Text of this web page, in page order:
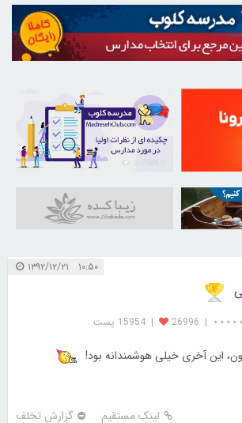
۱۰:۵۰ ۱۳۹۲/۱۲/۲۱
|
26996
| 15954 پست
این آخری خیلی هوشمندانه بود!
لینک مستقیم گزارش تخلف